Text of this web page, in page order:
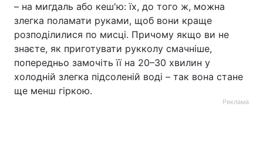
– на мигдаль або кеш'ю: їх, до того ж, можна
злегка поламати руками, щоб вони краще
розподілилися по мисці. Причому якщо ви не
знаєте, як приготувати рукколу смачніше,
попередньо замочіть її на 20–30 хвилин у
холодній злегка підсоленій воді – так вона стане
ще менш гіркою.
Реклама